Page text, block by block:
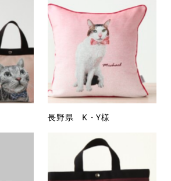
長野県 K・Y様